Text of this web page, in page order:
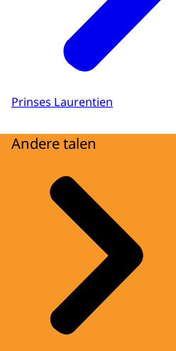
Prinses Laurentien
Andere talen